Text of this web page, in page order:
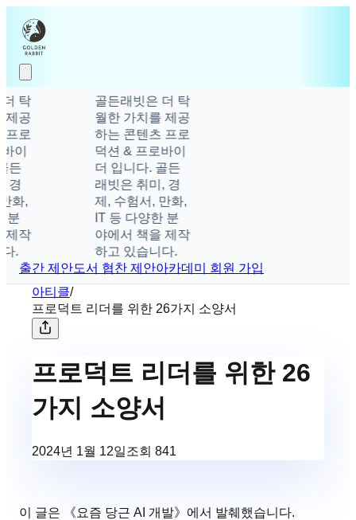
탁
공
로
이
화,
작
.
골든래빗은 더 탁
월한 가치를 제공
하는 콘텐츠 프로
덕션 & 프로바이
더 입니다. 골든
래빗은 취미, 경
제, 수험서, 만화,
IT 등 다양한 분
야에서 책을 제작
하고 있습니다.
출간 제안도서 협찬 제안아카데미 회원 가입
아티클/
프로덕트 리더를 위한 26가지 소양서
프로덕트 리더를 위한 26
가지 소양서
2024년 1월 12일조회 841
이 글은 《요즘 당근 AI 개발》에서 발췌했습니다.